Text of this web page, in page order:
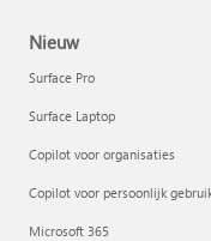
Nieuw
Surface Pro
Surface Laptop
Copilot voor organisaties
Copilot voor persoonlijk
Microsoft 365